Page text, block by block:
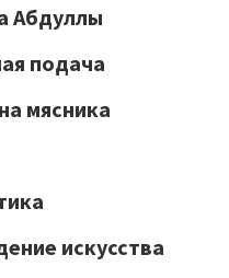
Абдуллы
подача
мясника
искусства